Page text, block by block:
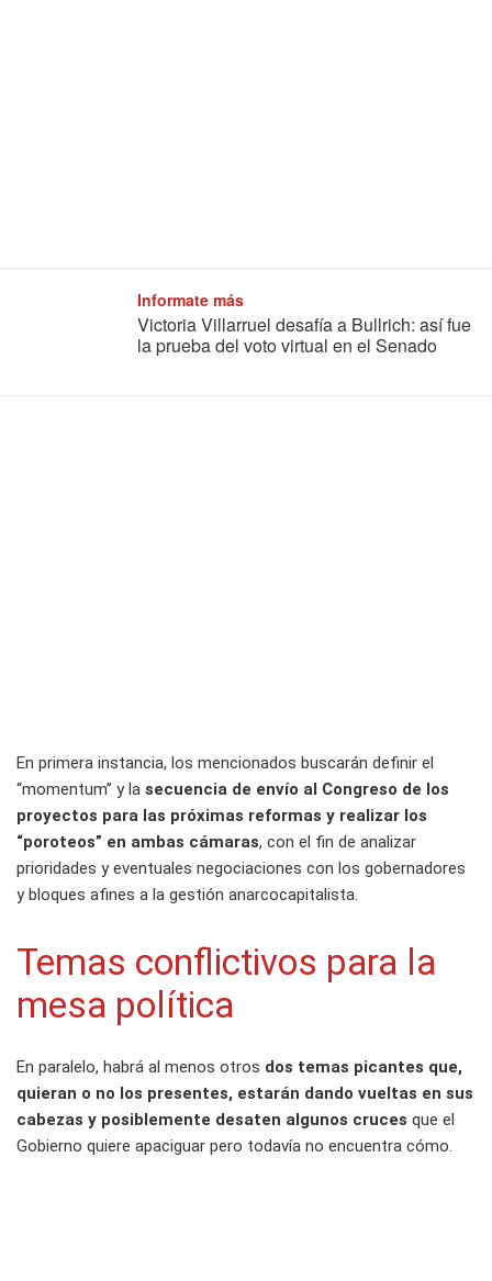
Informate más
Victoria Villarruel desafía a Bullrich: así fue
la prueba del voto virtual en el Senado
En primera instancia, los mencionados buscarán definir el
“momentum” y la secuencia de envío al Congreso de los
proyectos para las próximas reformas y realizar los
“poroteos” en ambas cámaras, con el fin de analizar
prioridades y eventuales negociaciones con los gobernadores
y bloques afines a la gestión anarcocapitalista.
Temas conflictivos para la
mesa política
En paralelo, habrá al menos otros dos temas picantes que,
quieran o no los presentes, estarán dando vueltas en sus
cabezas y posiblemente desaten algunos cruces que el
Gobierno quiere apaciguar pero todavía no encuentra cómo.